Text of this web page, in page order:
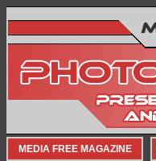
MEDIA FREE MAGAZINE